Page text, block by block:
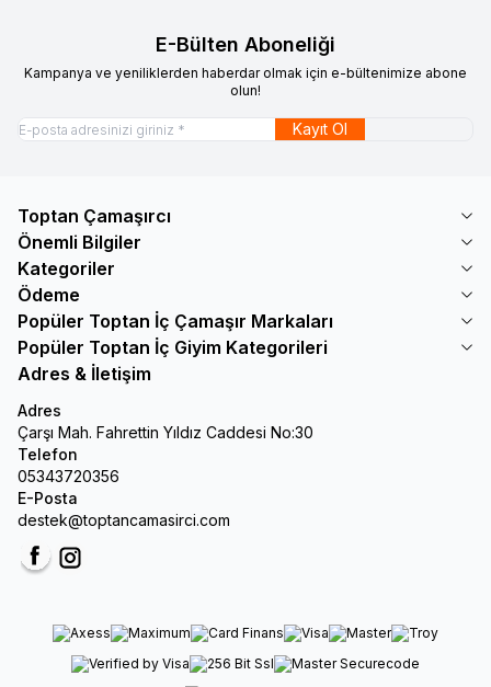
E-Bülten Aboneliği
Kampanya ve yeniliklerden haberdar olmak için e-bültenimize abone
olun!
Kayıt Ol
Toptan Çamaşırcı
Önemli Bilgiler
Kategoriler
Ödeme
Popüler Toptan İç Çamaşır Markaları
Popüler Toptan İç Giyim Kategorileri
Adres & İletişim
Adres
Çarşı Mah. Fahrettin Yıldız Caddesi No:30
Telefon
05343720356
E-Posta
destek@toptancamasirci.com
FacebookInstagram